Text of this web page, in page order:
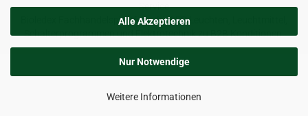
Alle Akzeptieren
Nur Notwendige
Weitere Informationen
Service
Bioledex Fachhandelsplattform für LED Leuchten, Leuchtmittel,
Schalterprogrammen und Elektrotechnik zu B2B Konditionen.